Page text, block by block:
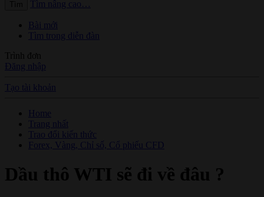
Tìm nâng cao…
Bài mới
Tìm trong diễn đàn
Trình đơn
Đăng nhập
Tạo tài khoản
Home
Trang nhất
Trao đổi kiến thức
Forex, Vàng, Chỉ số, Cổ phiếu CFD
Dầu thô WTI sẽ đi về đâu ?